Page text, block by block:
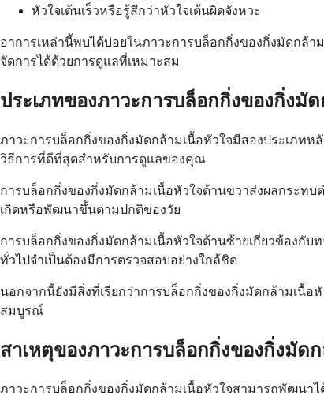
หัวใจเต้นเร็วหรือรู้สึกว่าหัวใจเต้นผิดจังหวะ
อาการเหล่านี้พบได้บ่อยในภาวะการบล็อกกิ่งของกิ่งมัดกล้
จัดการได้ด้วยการดูแลที่เหมาะสม
ประเภทของภาวะการบล็อกกิ่งของกิ่งมั
ภาวะการบล็อกกิ่งของกิ่งมัดกล้ามเนื้อหัวใจมีสองประเภท
วิธีการที่ดีที่สุดสำหรับการดูแลของคุณ
การบล็อกกิ่งของกิ่งมัดกล้ามเนื้อหัวใจด้านขวาส่งผลกระท
เกิดหรือพัฒนาขึ้นตามปกติของวัย
การบล็อกกิ่งของกิ่งมัดกล้ามเนื้อหัวใจด้านซ้ายเกี่ยวข้องกั
ทั่วไปจำเป็นต้องมีการตรวจสอบอย่างใกล้ชิด
นอกจากนี้ยังมีสิ่งที่เรียกว่าการบล็อกกิ่งของกิ่งมัดกล้ามเ
สมบูรณ์
สาเหตุของภาวะการบล็อกกิ่งของกิ่งมัด
ภาวะการบล็อกกิ่งของกิ่งมัดกล้ามเนื้อหัวใจสามารถพัฒนา